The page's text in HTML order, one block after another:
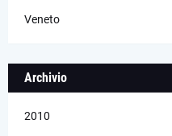
Veneto
Archivio
2010